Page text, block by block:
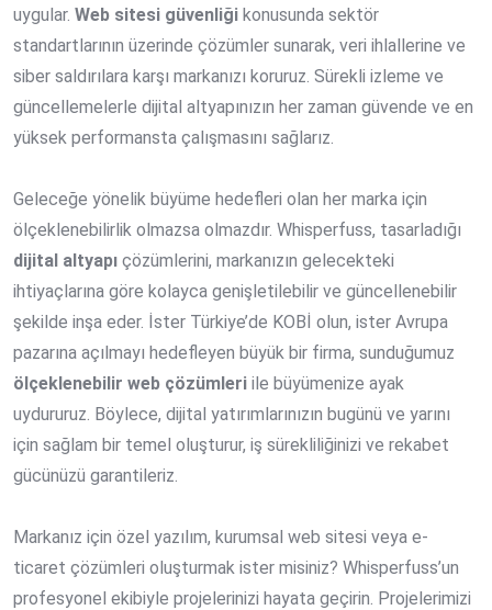
uygular. Web sitesi güvenliği konusunda sektör
standartlarının üzerinde çözümler sunarak, veri ihlallerine ve
siber saldırılara karşı markanızı koruruz. Sürekli izleme ve
güncellemelerle dijital altyapınızın her zaman güvende ve en
yüksek performansta çalışmasını sağlarız.
Geleceğe yönelik büyüme hedefleri olan her marka için
ölçeklenebilirlik olmazsa olmazdır. Whisperfuss, tasarladığı
dijital altyapı çözümlerini, markanızın gelecekteki
ihtiyaçlarına göre kolayca genişletilebilir ve güncellenebilir
şekilde inşa eder. İster Türkiye’de KOBİ olun, ister Avrupa
pazarına açılmayı hedefleyen büyük bir firma, sunduğumuz
ölçeklenebilir web çözümleri ile büyümenize ayak
uydururuz. Böylece, dijital yatırımlarınızın bugünü ve yarını
için sağlam bir temel oluşturur, iş sürekliliğinizi ve rekabet
gücünüzü garantileriz.
Markanız için özel yazılım, kurumsal web sitesi veya e-
ticaret çözümleri oluşturmak ister misiniz? Whisperfuss’un
profesyonel ekibiyle projelerinizi hayata geçirin. Projelerimizi